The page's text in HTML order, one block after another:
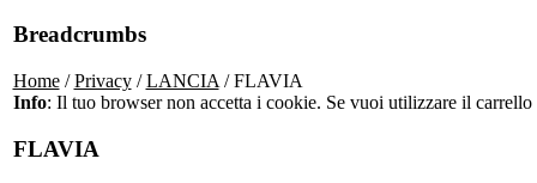
Breadcrumbs
Home/Privacy/LANCIA / FLAVIA
Info: Il tuo browser non accetta i cookie. Se vuoi utilizzare il
FLAVIA